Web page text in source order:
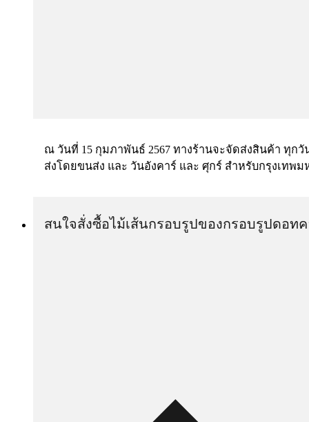
ณ วันที่ 15 กุมภาพันธ์ 2567 ทางร้านจะจัดส่งสินค้า ทุก
ส่งโดยขนส่ง และ วันอังคาร์ และ ศุกร์ สำหรับกรุงเทพ
สนใจสั่งซื้อไม้เส้นกรอบรูปของกรอบรูปดอท